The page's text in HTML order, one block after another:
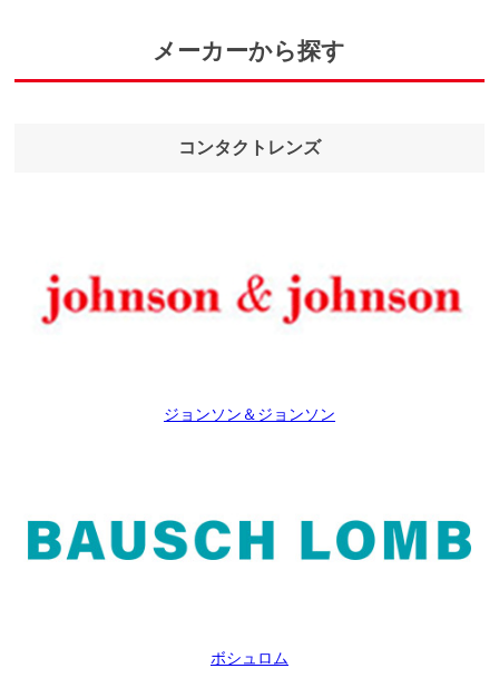
メーカーから探す
コンタクトレンズ
ジョンソン＆ジョンソン
ボシュロム